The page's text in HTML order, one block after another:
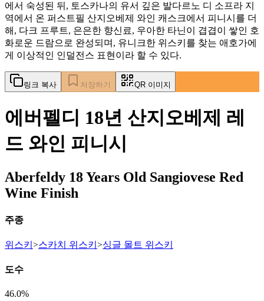
에서 숙성된 뒤, 토스카나의 유서 깊은 발다르노 디 소프라 지
역에서 온 퍼스트필 산지오베제 와인 캐스크에서 피니시를 더
해, 다크 프루트, 은은한 향신료, 우아한 타닌이 겹겹이 쌓인 호
화로운 드람으로 완성되며, 유니크한 위스키를 찾는 애호가에
게 이상적인 인덜전스 표현이라 할 수 있다.
링크 복사 저장하기 QR 이미지
에버펠디 18년 산지오베제 레
드 와인 피니시
Aberfeldy 18 Years Old Sangiovese Red
Wine Finish
주종
위스키 >스카치 위스키 >싱글 몰트 위스키
도수
46.0%